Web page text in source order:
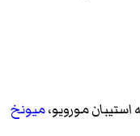
ميونخ